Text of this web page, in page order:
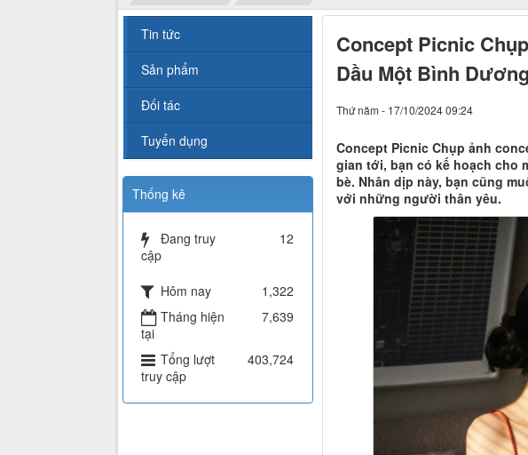
Concept Picnic
Dầu Một Bình Dương
Thứ năm - 17/10/2024 09:24
Concept Picnic Chụp ảnh
gian tới, bạn có kế hoạch cho
bè. Nhân dịp này, bạn cũng
với những người thân yêu.
Tin tức
Sản phẩm
Đối tác
Tuyển dụng
Thống kê
Đang truy
cập
12
Hôm nay
1,322
Tháng hiện
tại
7,639
Tổng lượt
truy cập
403,724